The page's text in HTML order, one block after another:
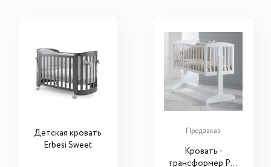
Детская кровать
Erbesi Sweet
Предзаказ
Кровать -
трансформер Pali